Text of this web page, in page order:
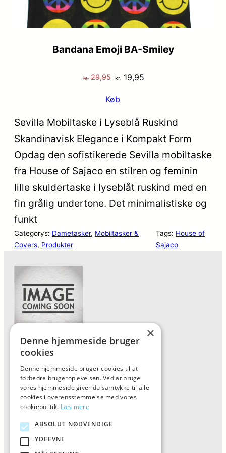
Bandana Emoji BA-Smiley
kr.29,95 Den
pris
var:
kr. 19,95
er:
Køb
Sevilla Mobiltaske i Lyseblå Ruskind
Skandinavisk Elegance i Kompakt Form
Opdag den sofistikerede Sevilla mobiltaske
fra House of Sajaco en stilren og feminin
lille skuldertaske i lyseblåt ruskind med en
fin grålig undertone. Det minimalistiske og
funkt
Categorys: Dametasker, Mobiltasker &
Covers, Produkter
Tags: House of
Sajaco
Forside
Vis alle produkter
Kontakt
Oversigt artikler
ALFA
×
Denne hjemmeside bruger
cookies
Denne hjemmeside bruger cookies til at
forbedre brugeroplevelsen. Ved at bruge
vores hjemmeside giver du samtykke til alle
cookies i overensstemmelse med vores
cookiepolitik. Læs mere
ABSOLUT NØDVENDIGE
YDEEVNE